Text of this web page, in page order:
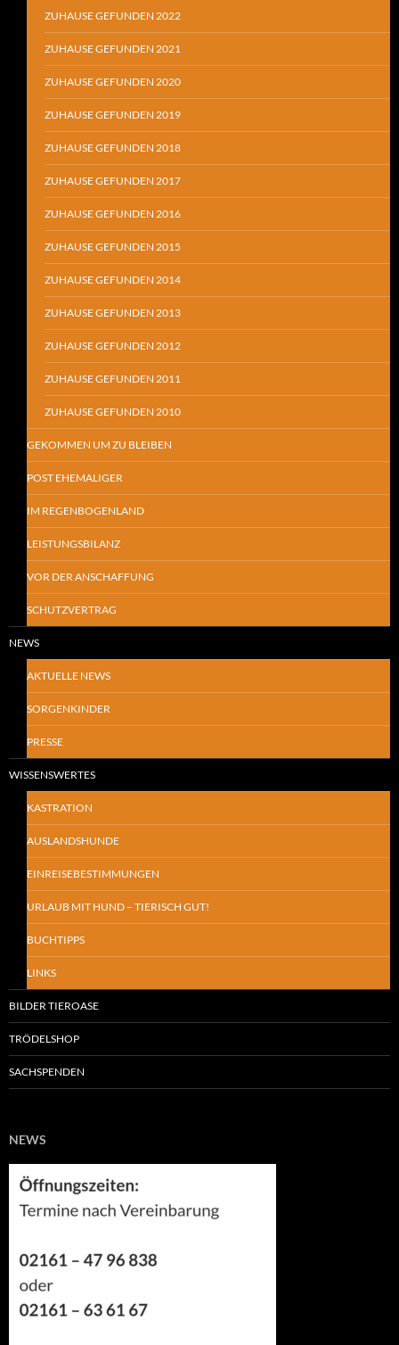
ZUHAUSE GEFUNDEN 2022
ZUHAUSE GEFUNDEN 2021
ZUHAUSE GEFUNDEN 2020
ZUHAUSE GEFUNDEN 2019
ZUHAUSE GEFUNDEN 2018
ZUHAUSE GEFUNDEN 2017
ZUHAUSE GEFUNDEN 2016
ZUHAUSE GEFUNDEN 2015
ZUHAUSE GEFUNDEN 2014
ZUHAUSE GEFUNDEN 2013
ZUHAUSE GEFUNDEN 2012
ZUHAUSE GEFUNDEN 2011
ZUHAUSE GEFUNDEN 2010
GEKOMMEN UM ZU BLEIBEN
POST EHEMALIGER
IM REGENBOGENLAND
LEISTUNGSBILANZ
VOR DER ANSCHAFFUNG
SCHUTZVERTRAG
NEWS
AKTUELLE NEWS
SORGENKINDER
PRESSE
WISSENSWERTES
KASTRATION
AUSLANDSHUNDE
EINREISEBESTIMMUNGEN
URLAUB MIT HUND – TIERISCH GUT!
BUCHTIPPS
LINKS
BILDER TIEROASE
TRÖDELSHOP
SACHSPENDEN
NEWS